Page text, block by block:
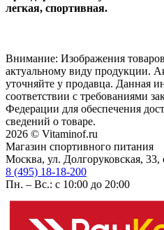
легкая, спортивная.
Внимание: Изображения
актуальному виду продукции.
уточняйте у продавца. Данная
соответствии с требованиями
Федерации для обеспечения
сведений о товаре.
2026 © Vitaminof.ru
Магазин спортивного питания
Москва, ул. Долгоруковская, 33,
8 (495) 18-18-200
Пн. – Вс.: с 10:00 до 20:00